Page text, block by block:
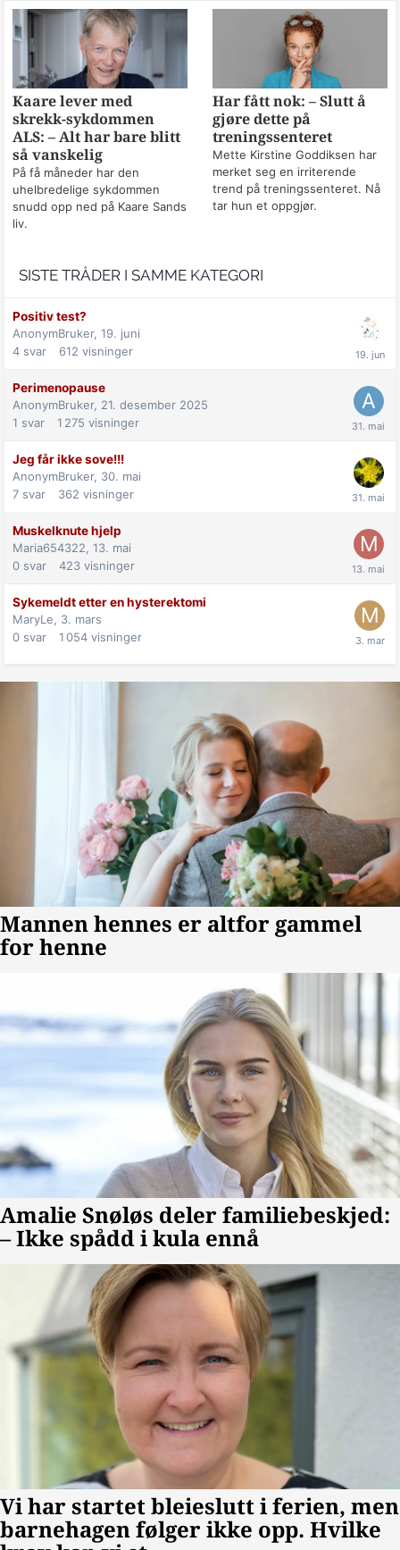
Kaare lever med
skrekk-sykdommen
ALS: – Alt har bare blitt
så vanskelig
På få måneder har den
uhelbredelige sykdommen
snudd opp ned på Kaare Sands
liv.
Har fått nok: – Slutt å
gjøre dette på
treningssenteret
Mette Kirstine Goddiksen har
merket seg en irriterende
trend på treningssenteret. Nå
tar hun et oppgjør.
SISTE TRÅDER I SAMME KATEGORI
Positiv test?
AnonymBruker, 19. juni
4 svar 612 visninger
Perimenopause
AnonymBruker, 21. desember 2025
1 svar 1 275 visninger
Jeg får ikke sove!!!
AnonymBruker, 30. mai
7 svar 362 visninger
Muskelknute hjelp
Maria654322, 13. mai
0 svar 423 visninger
Sykemeldt etter en hysterektomi
MaryLe, 3. mars
0 svar 1 054 visninger